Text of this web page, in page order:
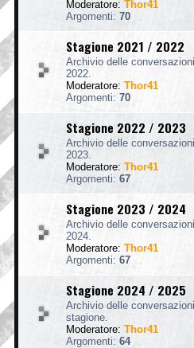
Moderatore: Thor41
Argomenti: 70
Stagione 2021 / 2022
Archivio delle
2022.
Moderatore: Thor41
Argomenti: 70
Stagione 2022 / 2023
Archivio delle
2023.
Moderatore: Thor41
Argomenti: 67
Stagione 2023 / 2024
Archivio delle
2024.
Moderatore: Thor41
Argomenti: 67
Stagione 2024 / 2025
Archivio delle
stagione.
Moderatore: Thor41
Argomenti: 64